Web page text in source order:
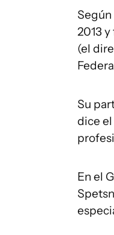
2013
(el
Su
dice
En el